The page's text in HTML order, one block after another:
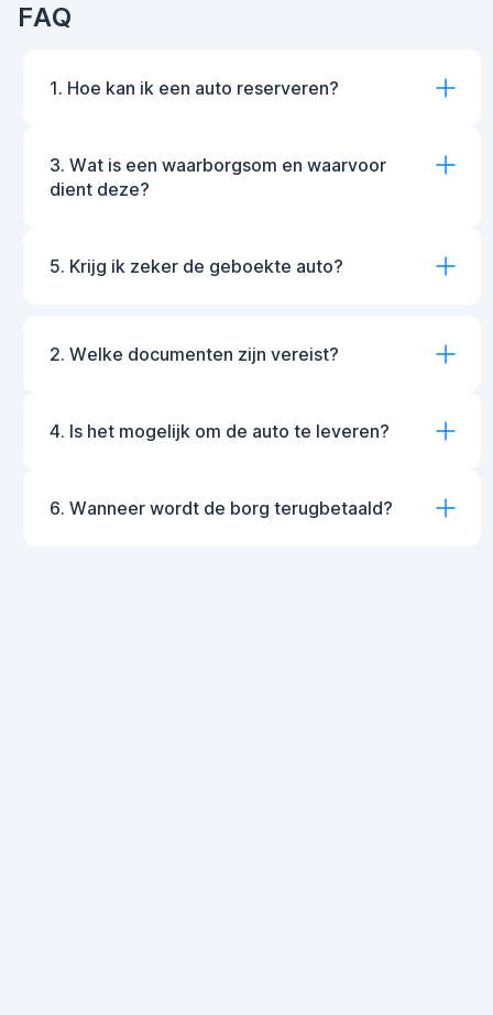
FAQ
1. Hoe kan ik een auto reserveren?
3. Wat is een waarborgsom en waarvoor
dient deze?
5. Krijg ik zeker de geboekte auto?
2. Welke documenten zijn vereist?
4. Is het mogelijk om de auto te leveren?
6. Wanneer wordt de borg terugbetaald?